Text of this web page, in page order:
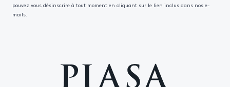
pouvez vous désinscrire à tout moment en cliquant sur le lien inclus dans nos e-
mails.